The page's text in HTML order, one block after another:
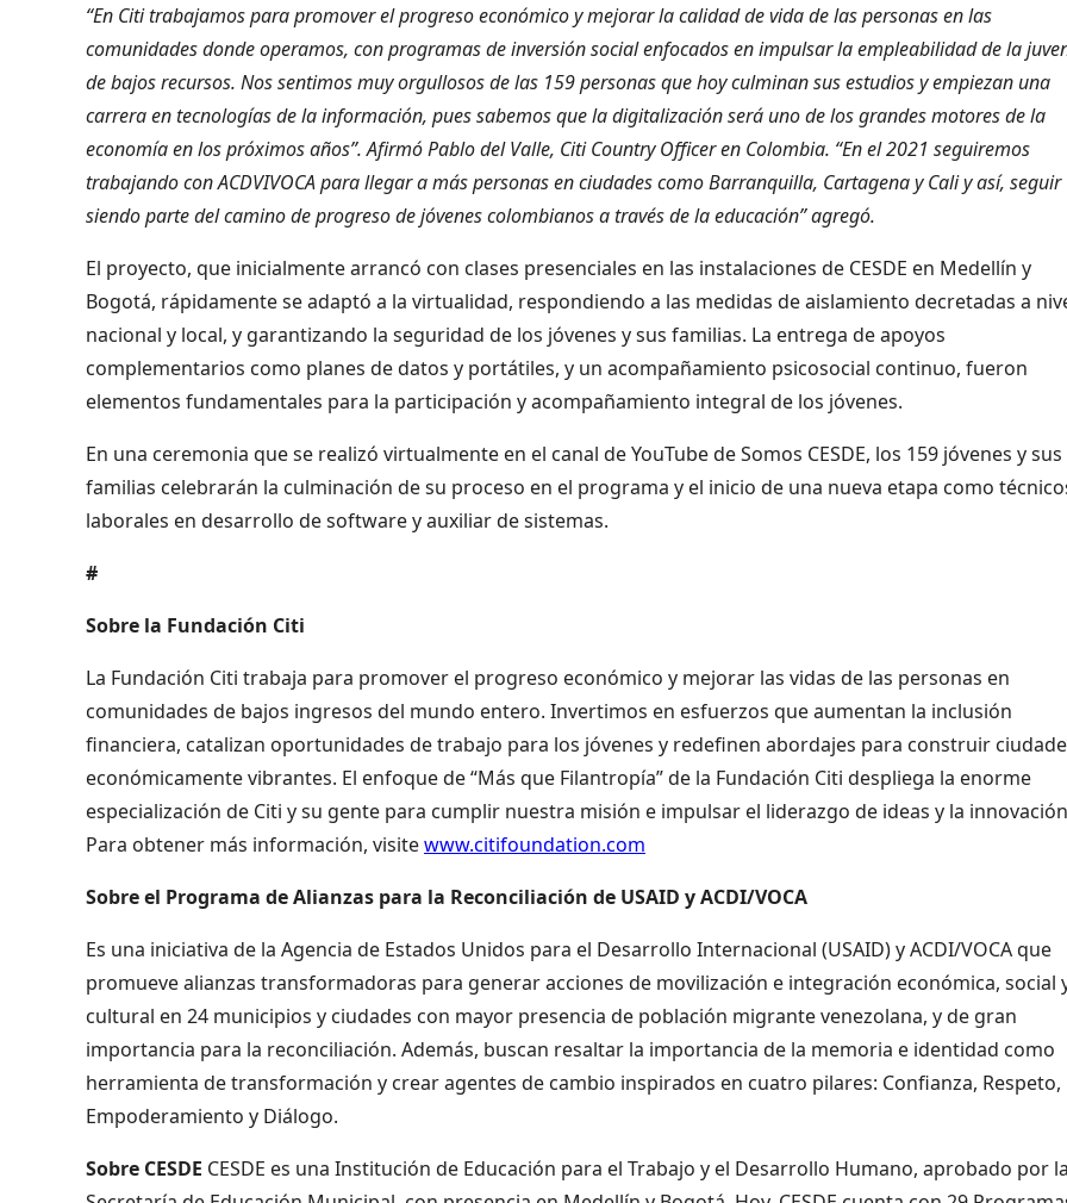
“En Citi trabajamos para promover el progreso económico y mejorar la calidad de vida de las personas en las
comunidades donde operamos, con programas de inversión social enfocados en impulsar la empleabilidad de la
de bajos recursos. Nos sentimos muy orgullosos de las 159 personas que hoy culminan sus estudios y empiezan una
carrera en tecnologías de la información, pues sabemos que la digitalización será uno de los grandes motores de la
economía en los próximos años”. Afirmó Pablo del Valle, Citi Country Officer en Colombia. “En el 2021 seguiremos
trabajando con ACDVIVOCA para llegar a más personas en ciudades como Barranquilla, Cartagena y Cali y así, seguir
siendo parte del camino de progreso de jóvenes colombianos a través de la educación” agregó.
El proyecto, que inicialmente arrancó con clases presenciales en las instalaciones de CESDE en Medellín y
Bogotá, rápidamente se adaptó a la virtualidad, respondiendo a las medidas de aislamiento decretadas a
nacional y local, y garantizando la seguridad de los jóvenes y sus familias. La entrega de apoyos
complementarios como planes de datos y portátiles, y un acompañamiento psicosocial continuo, fueron
elementos fundamentales para la participación y acompañamiento integral de los jóvenes.
En una ceremonia que se realizó virtualmente en el canal de YouTube de Somos CESDE, los 159 jóvenes y sus
familias celebrarán la culminación de su proceso en el programa y el inicio de una nueva etapa como
laborales en desarrollo de software y auxiliar de sistemas.
#
Sobre la Fundación Citi
La Fundación Citi trabaja para promover el progreso económico y mejorar las vidas de las personas en
comunidades de bajos ingresos del mundo entero. Invertimos en esfuerzos que aumentan la inclusión
financiera, catalizan oportunidades de trabajo para los jóvenes y redefinen abordajes para construir
económicamente vibrantes. El enfoque de “Más que Filantropía” de la Fundación Citi despliega la enorme
especialización de Citi y su gente para cumplir nuestra misión e impulsar el liderazgo de ideas y la
Para obtener más información, visitewww.citifoundation.com
Sobre el Programa de Alianzas para la Reconciliación de USAID y ACDI/VOCA
Es una iniciativa de la Agencia de Estados Unidos para el Desarrollo Internacional (USAID) y ACDI/VOCA que
promueve alianzas transformadoras para generar acciones de movilización e integración económica, social
cultural en 24 municipios y ciudades con mayor presencia de población migrante venezolana, y de gran
importancia para la reconciliación. Además, buscan resaltar la importancia de la memoria e identidad como
herramienta de transformación y crear agentes de cambio inspirados en cuatro pilares: Confianza, Respeto,
Empoderamiento y Diálogo.
Sobre CESDE CESDE es una Institución de Educación para el Trabajo y el Desarrollo Humano, aprobado por